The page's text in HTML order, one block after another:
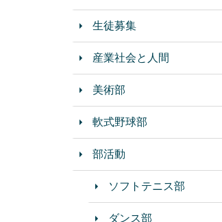
生徒募集
産業社会と人間
美術部
軟式野球部
部活動
ソフトテニス部
ダンス部